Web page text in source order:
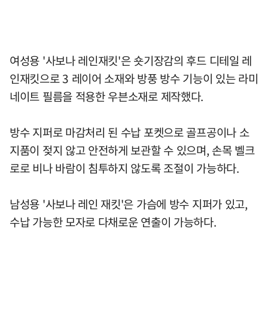
여성용 '사보나 레인재킷'은 숏기장감의 후드 디테일 레
인재킷으로 3 레이어 소재와 방풍 방수 기능이 있는 라미
네이트 필름을 적용한 우븐소재로 제작했다.
방수 지퍼로 마감처리 된 수납 포켓으로 골프공이나 소
지품이 젖지 않고 안전하게 보관할 수 있으며, 손목 벨크
로로 비나 바람이 침투하지 않도록 조절이 가능하다.
남성용 '사보나 레인 재킷'은 가슴에 방수 지퍼가 있고,
수납 가능한 모자로 다채로운 연출이 가능하다.